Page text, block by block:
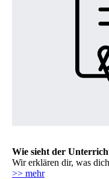
Wie sieht der
Wir erklären dir, was
>> mehr